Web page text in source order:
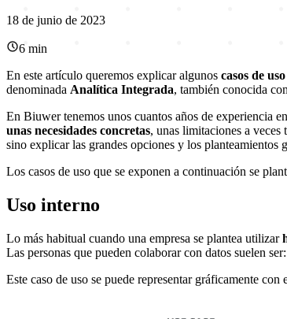
18 de junio de 2023
6 min
En este artículo queremos explicar algunos casos de uso
denominada Analítica Integrada, también conocida
En Biuwer tenemos unos cuantos años de experiencia
unas necesidades concretas, unas limitaciones a veces
sino explicar las grandes opciones y los planteamientos
Los casos de uso que se exponen a continuación se
Uso interno
Lo más habitual cuando una empresa se plantea utilizar
Las personas que pueden colaborar con datos suelen
Este caso de uso se puede representar gráficamente